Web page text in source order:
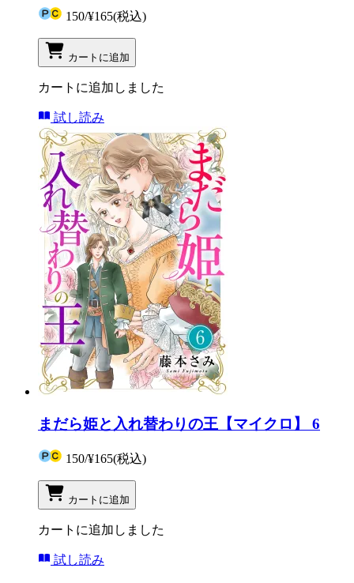
150/¥165(税込)
カートに追加
カートに追加しました
試し読み
まだら姫と入れ替わりの王【マイクロ】 6
150/¥165(税込)
カートに追加
カートに追加しました
試し読み